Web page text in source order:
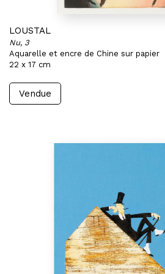
LOUSTAL
Nu, 3
Aquarelle et encre de Chine sur papier
22 x 17 cm
Vendue